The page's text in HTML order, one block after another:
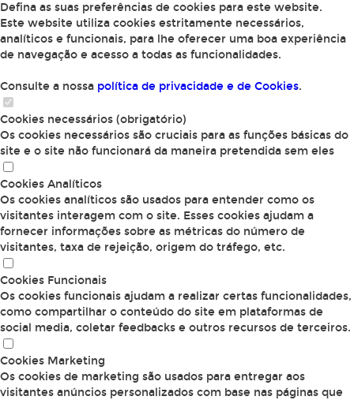
Defina as suas preferências de cookies para este website.
Este website utiliza cookies estritamente necessários,
analíticos e funcionais, para lhe oferecer uma boa experiência
de navegação e acesso a todas as funcionalidades.
Consulte a nossa política de privacidade e de Cookies.
Cookies necessários (obrigatório)
Os cookies necessários são cruciais para as funções básicas do
site e o site não funcionará da maneira pretendida sem eles
Cookies Analíticos
Os cookies analíticos são usados para entender como os
visitantes interagem com o site. Esses cookies ajudam a
fornecer informações sobre as métricas do número de
visitantes, taxa de rejeição, origem do tráfego, etc.
Cookies Funcionais
Os cookies funcionais ajudam a realizar certas funcionalidades,
como compartilhar o conteúdo do site em plataformas de
social media, coletar feedbacks e outros recursos de terceiros.
Cookies Marketing
Os cookies de marketing são usados para entregar aos
visitantes anúncios personalizados com base nas páginas que